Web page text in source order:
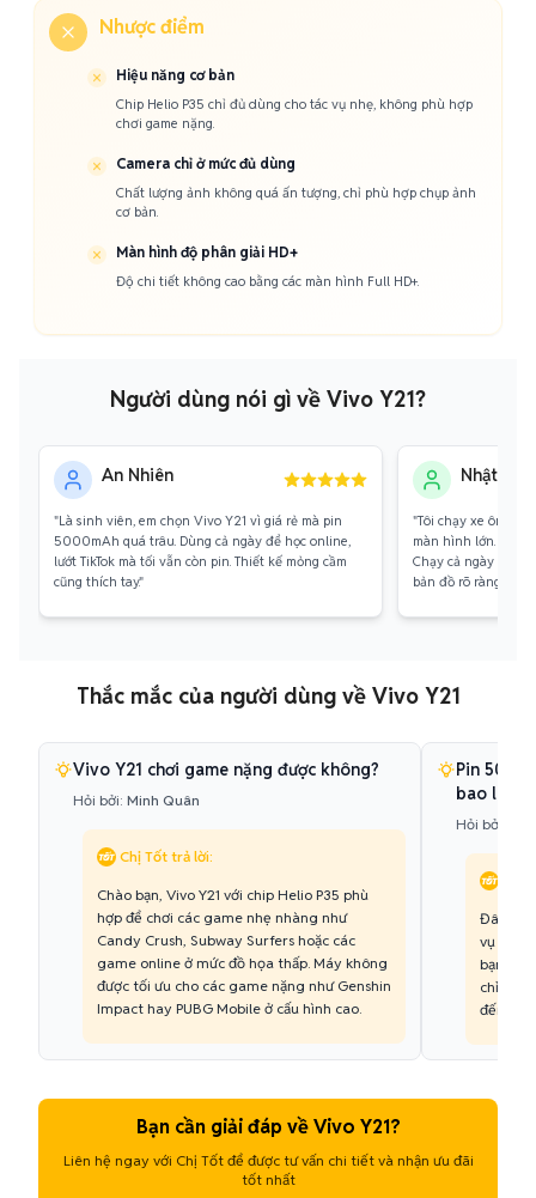
Nhược điểm
Hiệu năng cơ bản
Chip Helio P35 chỉ đủ dùng cho tác vụ nhẹ, không phù hợp
chơi game nặng.
Camera chỉ ở mức đủ dùng
Chất lượng ảnh không quá ấn tượng, chỉ phù hợp chụp ảnh
cơ bản.
Màn hình độ phân giải HD+
Độ chi tiết không cao bằng các màn hình Full HD+.
Người dùng nói gì về Vivo Y21?
An Nhiên
"Là sinh viên, em chọn Vivo Y21 vì giá rẻ mà pin
5000mAh quá trâu. Dùng cả ngày để học online,
lướt TikTok mà tối vẫn còn pin. Thiết kế mỏng cầm
cũng thích tay."
Nhật
"Tôi chạy xe ôm
màn hình lớn. Con
Chạy cả ngày
bản đồ rõ ràng."
Thắc mắc của người dùng về Vivo Y21
Vivo Y21 chơi game nặng được không?
Hỏi bởi: Minh Quân
Chị Tốt trả lời:
Chào bạn, Vivo Y21 với chip Helio P35 phù
hợp để chơi các game nhẹ nhàng như
Candy Crush, Subway Surfers hoặc các
game online ở mức đồ họa thấp. Máy không
được tối ưu cho các game nặng như Genshin
Impact hay PUBG Mobile ở cấu hình cao.
Pin
bao lâu?
Hỏi bởi:
Đây là
vụ
bạn có
chỉ
đến 2
Bạn cần giải đáp về Vivo Y21?
Liên hệ ngay với Chị Tốt để được tư vấn chi tiết và nhận ưu đãi
tốt nhất